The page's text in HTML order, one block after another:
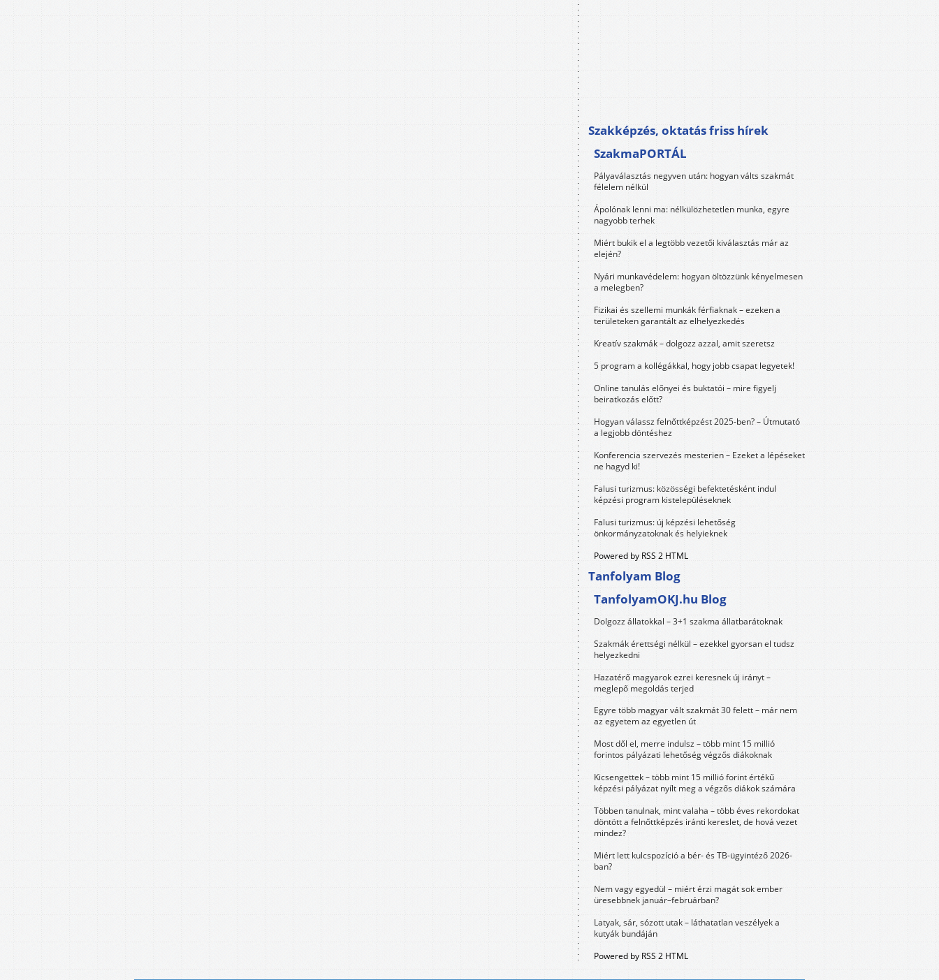
Szakképzés, oktatás friss hírek
SzakmaPORTÁL
Pályaválasztás negyven után: hogyan válts szakmát
félelem nélkül
Ápolónak lenni ma: nélkülözhetetlen munka, egyre
nagyobb terhek
Miért bukik el a legtöbb vezetői kiválasztás már az
elején?
Nyári munkavédelem: hogyan öltözzünk kényelmesen
a melegben?
Fizikai és szellemi munkák férfiaknak – ezeken a
területeken garantált az elhelyezkedés
Kreatív szakmák – dolgozz azzal, amit szeretsz
5 program a kollégákkal, hogy jobb csapat legyetek!
Online tanulás előnyei és buktatói – mire figyelj
beiratkozás előtt?
Hogyan válassz felnőttképzést 2025-ben? – Útmutató
a legjobb döntéshez
Konferencia szervezés mesterien – Ezeket a lépéseket
ne hagyd ki!
Falusi turizmus: közösségi befektetésként indul
képzési program kistelepüléseknek
Falusi turizmus: új képzési lehetőség
önkormányzatoknak és helyieknek
Powered by RSS 2 HTML
Tanfolyam Blog
TanfolyamOKJ.hu Blog
Dolgozz állatokkal – 3+1 szakma állatbarátoknak
Szakmák érettségi nélkül – ezekkel gyorsan el tudsz
helyezkedni
Hazatérő magyarok ezrei keresnek új irányt –
meglepő megoldás terjed
Egyre több magyar vált szakmát 30 felett – már nem
az egyetem az egyetlen út
Most dől el, merre indulsz – több mint 15 millió
forintos pályázati lehetőség végzős diákoknak
Kicsengettek – több mint 15 millió forint értékű
képzési pályázat nyílt meg a végzős diákok számára
Többen tanulnak, mint valaha – több éves rekordokat
döntött a felnőttképzés iránti kereslet, de hová vezet
mindez?
Miért lett kulcspozíció a bér- és TB-ügyintéző 2026-
ban?
Nem vagy egyedül – miért érzi magát sok ember
üresebbnek január–februárban?
Latyak, sár, sózott utak – láthatatlan veszélyek a
kutyák bundáján
Powered by RSS 2 HTML